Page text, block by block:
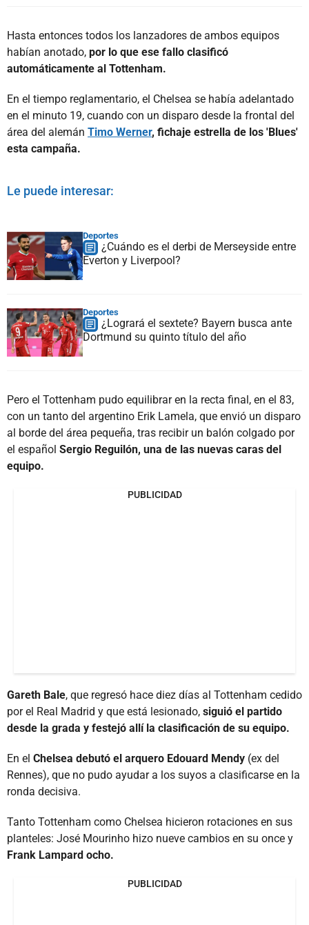
Hasta entonces todos los lanzadores de ambos equipos
habían anotado, por lo que ese fallo clasificó
automáticamente al Tottenham.
En el tiempo reglamentario, el Chelsea se había adelantado
en el minuto 19, cuando con un disparo desde la frontal del
área del alemán Timo Werner, fichaje estrella de los 'Blues'
esta campaña.
Le puede interesar:
Deportes
¿Cuándo es el derbi de Merseyside entre
Everton y Liverpool?
Deportes
¿Logrará el sextete? Bayern busca ante
Dortmund su quinto título del año
Pero el Tottenham pudo equilibrar en la recta final, en el 83,
con un tanto del argentino Erik Lamela, que envió un disparo
al borde del área pequeña, tras recibir un balón colgado por
el español Sergio Reguilón, una de las nuevas caras del
equipo.
PUBLICIDAD
Gareth Bale, que regresó hace diez días al Tottenham cedido
por el Real Madrid y que está lesionado, siguió el partido
desde la grada y festejó allí la clasificación de su equipo.
En el Chelsea debutó el arquero Edouard Mendy (ex del
Rennes), que no pudo ayudar a los suyos a clasificarse en la
ronda decisiva.
Tanto Tottenham como Chelsea hicieron rotaciones en sus
planteles: José Mourinho hizo nueve cambios en su once y
Frank Lampard ocho.
PUBLICIDAD